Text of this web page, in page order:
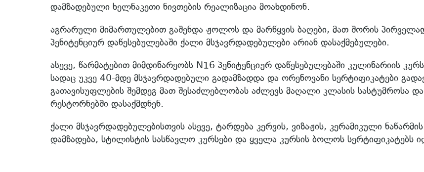
დამზადებული ხელნაკეთი ნივთების რეალიზაცია მოახდინონ.
აგრარული მიმართულებით გაშენდა ჟოლოს და მარწყვის ბაღები, მათ შორის
პენიტენციურ დაწესებულებაში ქალი მსჯავრდადებულები არიან დასაქმებულები.
ასევე, წარმატებით მიმდინარეობს N16 პენიტენციურ დაწესებულებაში კულინარიის
სადაც უკვე 40-მდე მსჯავრდადებული გადამზადდა და ორენოვანი სერტიფიკატები
გათავისუფლების შემდეგ მათ შესაძლებლობას აძლევს მაღალი კლასის სასტუმროსა და
რესტორნებში დასაქმდნენ.
ქალი მსჯავრდადებულებისთვის ასევე, ტარდება კერვის, ვიზაჟის, კერამიკული ნაწარმის
დამზადება, სტილისტის სასწავლო კურსები და ყველა კურსის ბოლოს სერტიფიკატებს